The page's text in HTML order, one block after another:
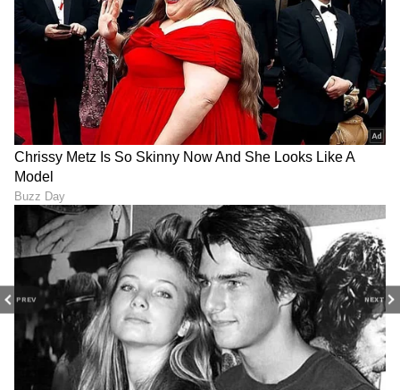
PREV NEXT
6
Image Credit :Instagram
ಅರ್ಶ್‌ದೀಪ್ ಸಿಂಗ್ ಗಾಯದ ಸಮಸ್ಯೆ
ಭಾರತದ ಪರ ಅತ್ಯುತ್ತಮ ಬೌಲಿಂಗ್ ಮಾಡಿದ ಅರ್ಶ್‌ದೀಪ್
(3/40) ಫೀಲ್ಡಿಂಗ್ ಮಾಡುವಾಗ ಭುಜದ ಗಾಯಕ್ಕೆ ತುತ್ತಾದರು.